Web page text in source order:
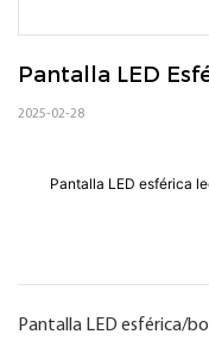
Pantalla LED
2025-02-28
Pantalla LED esférica
Pantalla LED esférica/